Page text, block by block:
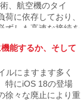
、航空機のタイ
荷に依存しており、
ずしも高速な接続を
の仕組み、なぜ遅
能するか、そして
ルにますます多く
特にiOS 18の登場
徐々な廃止により重